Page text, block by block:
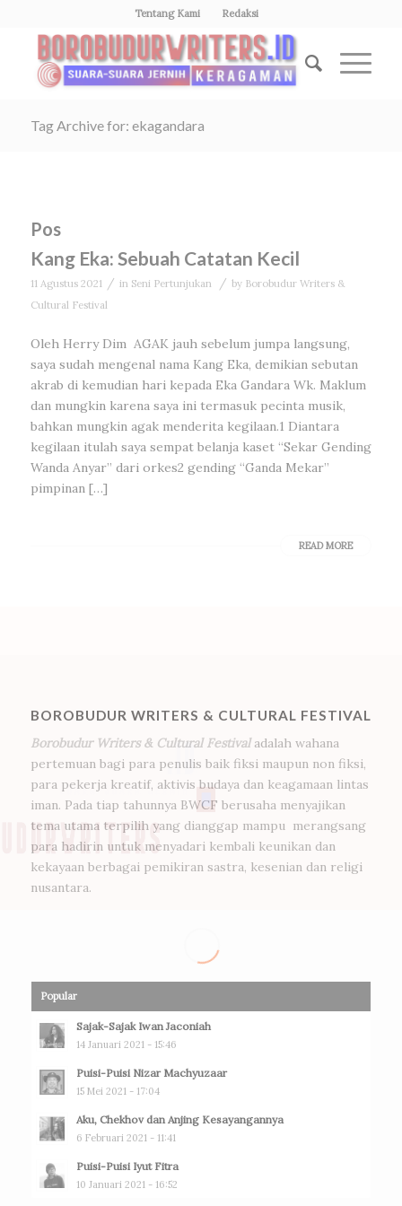
Tentang Kami Redaksi
Tag Archive for: ekagandara
Pos
Kang Eka: Sebuah Catatan Kecil
11 Agustus 2021 / in Seni Pertunjukan / by Borobudur Writers &
Cultural Festival
Oleh Herry Dim AGAK jauh sebelum jumpa langsung,
saya sudah mengenal nama Kang Eka, demikian sebutan
akrab di kemudian hari kepada Eka Gandara Wk. Maklum
dan mungkin karena saya ini termasuk pecinta musik,
bahkan mungkin agak menderita kegilaan.1 Diantara
kegilaan itulah saya sempat belanja kaset “Sekar Gending
Wanda Anyar” dari orkes2 gending “Ganda Mekar”
pimpinan […]
READ MORE
BOROBUDUR WRITERS & CULTURAL FESTIVAL
Borobudur Writers & Cultural Festivaladalah wahana
pertemuan bagi para penulis baik fiksi maupun non fiksi,
para pekerja kreatif, aktivis budaya dan keagamaan lintas
iman. Pada tiap tahunnya BWCF berusaha menyajikan
tema utama terpilih yang dianggap mampu merangsang
para hadirin untuk menyadari kembali keunikan dan
kekayaan berbagai pemikiran sastra, kesenian dan religi
nusantara.
Popular
Sajak-Sajak Iwan Jaconiah
14 Januari 2021 - 15:46
Puisi-Puisi Nizar Machyuzaar
15 Mei 2021 - 17:04
Aku, Chekhov dan Anjing Kesayangannya
6 Februari 2021 - 11:41
Puisi-Puisi Iyut Fitra
10 Januari 2021 - 16:52